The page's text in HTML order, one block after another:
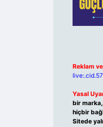
Reklam
Yasal
bir
hiçbir
Sitede